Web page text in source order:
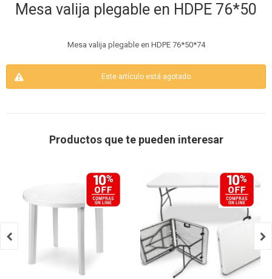
Mesa valija plegable en HDPE 76*50
Mesa valija plegable en HDPE 76*50*74
Este artículo está agotado.
Productos que te pueden interesar
 